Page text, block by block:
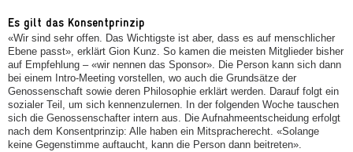
Es gilt das Konsentprinzip
«Wir sind sehr offen. Das Wichtigste ist aber, dass es auf menschlicher
Ebene passt», erklärt Gion Kunz. So kamen die meisten Mitglieder bisher
auf Empfehlung – «wir nennen das Sponsor». Die Person kann sich dann
bei einem Intro-­Meeting vorstellen, wo auch die Grundsätze der
Genossenschaft sowie deren Philosophie erklärt werden. Darauf folgt ein
sozialer Teil, um sich kennenzulernen. In der folgenden Woche tauschen
sich die Genossenschafter intern aus. Die Aufnahmeentscheidung erfolgt
nach dem Konsentprinzip: Alle haben ein Mitspracherecht. «Solange
keine Gegenstimme auftaucht, kann die Person dann beitreten».